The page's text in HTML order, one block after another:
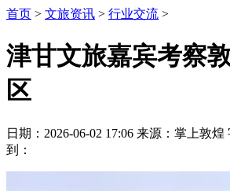
首页 > 文旅资讯 > 行业交流 >
津甘文旅嘉宾考察
区
日期：2026-06-02 17:06 来源：掌上敦煌
到：